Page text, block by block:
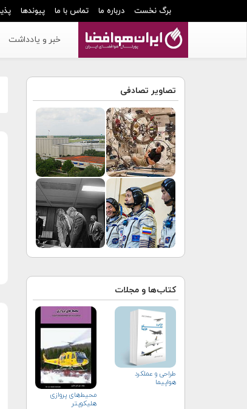
برگ نخست درباره ما تماس با ما پیوندها
خبر و یادداشت
تصاویر تصادفی
کتاب‌ها و مجلات
طراحی و عملکرد
هواپیما
محیط‌های پروازی
هلیكوپتر